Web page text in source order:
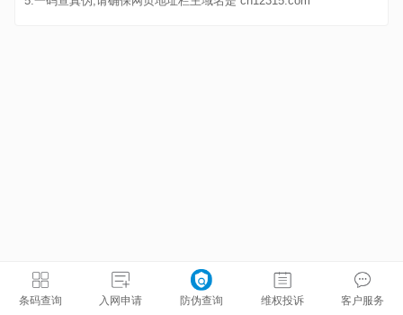
条码查询 入网申请 防伪查询 维权投诉 客户服务